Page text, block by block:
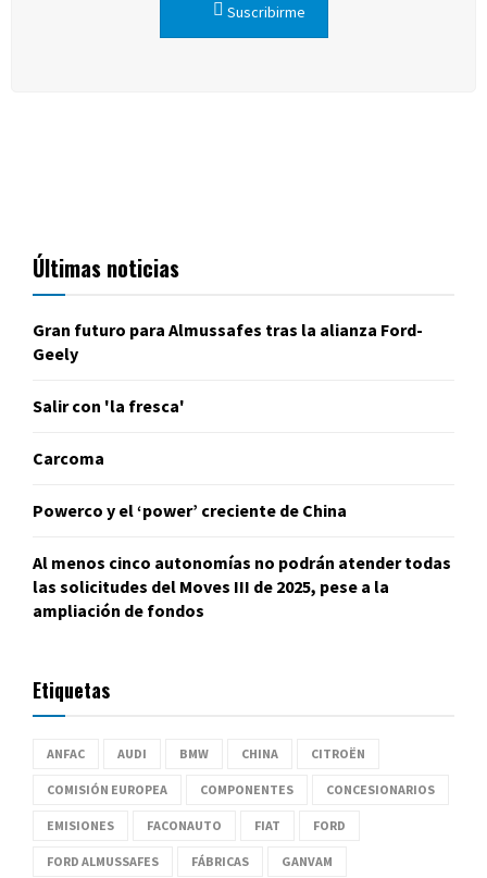
Suscribirme
Últimas noticias
Gran futuro para Almussafes tras la alianza Ford-
Geely
Salir con 'la fresca'
Carcoma
Powerco y el ‘power’ creciente de China
Al menos cinco autonomías no podrán atender todas
las solicitudes del Moves III de 2025, pese a la
ampliación de fondos
Etiquetas
ANFAC AUDI BMW CHINA CITROËN
COMISIÓN EUROPEA COMPONENTES CONCESIONARIOS
EMISIONES FACONAUTO FIAT FORD
FORD ALMUSSAFES FÁBRICAS GANVAM